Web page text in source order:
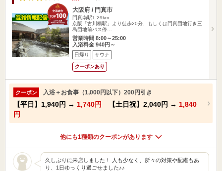
大阪府 / 門真市
門真南駅1.29km
京阪「古川橋駅」より徒歩20分、もしくは門真団地行き三
島団地前バス停…
営業時間 8:00～25:00
入浴料金 940円～
日帰り サウナ
クーポンあり
クーポン 入浴＋お食事（1,000円以下）200円引き
【平日】 1,940円 → 1,740円 【土日祝】 2,040円 → 1,840
円
他にも1種類のクーポンがあります
久しぶりに来店しました！ 人も少なく、所々の対策や配慮もあ
り、1日ゆっくり過ごせました♪♪